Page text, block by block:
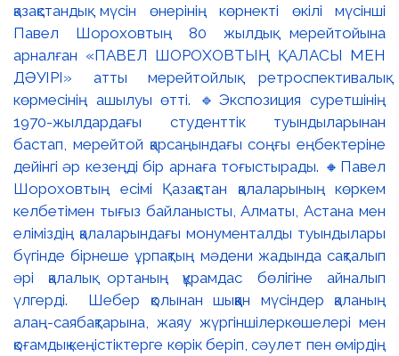
қазақстандық мүсін өнерінің көрнекті өкілі мүсінші
Павел Шороховтың 80 жылдық мерейтойына
арналған «ПАВЕЛ ШОРОХОВТЫҢ ҚАЛАСЫ МЕН
ДӘУІРІ» атты мерейтойлық ретроспективалық
көрмесінің ашылуы өтті. 🔹Экспозиция суретшінің
1970-жылдардағы студенттік туындыларынан
бастап, мерейтой қарсаңындағы соңғы еңбектеріне
дейінгі әр кезеңді бір арнаға тоғыстырады. 🔸Павел
Шороховтың есімі Қазақстан қалаларының көркем
келбетімен тығыз байланысты, Алматы, Астана мен
еліміздің қалаларындағы монументалды туындылары
бүгінде бірнеше ұрпақтың мәдени жадында сақталып
әрі қалалық ортаның құрамдас бөлігіне айналып
үлгерді. Шебер қолынан шыққан мүсіндер қаланың
алаң-саябақтарына, жаяу жүргіншілеркөшелері мен
қоғамдық кеңістіктерге көрік беріп, сәулет пен өмірдің